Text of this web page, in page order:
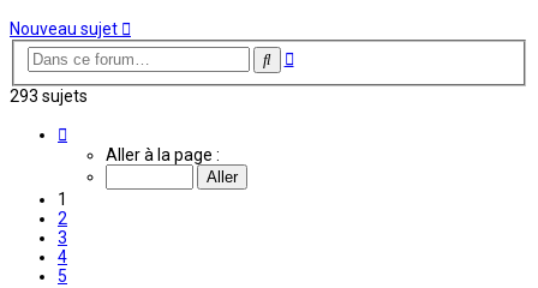
Nouveau sujet
Rechercher
Recherche
293 sujets
Aller à la page :
1
2
3
4
5